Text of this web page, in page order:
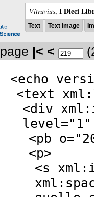
Vitruvius, I Dieci
Text Text Image
page |< <
<echo
<text
<div
level=" 1"
<pb o="
<p>
<s